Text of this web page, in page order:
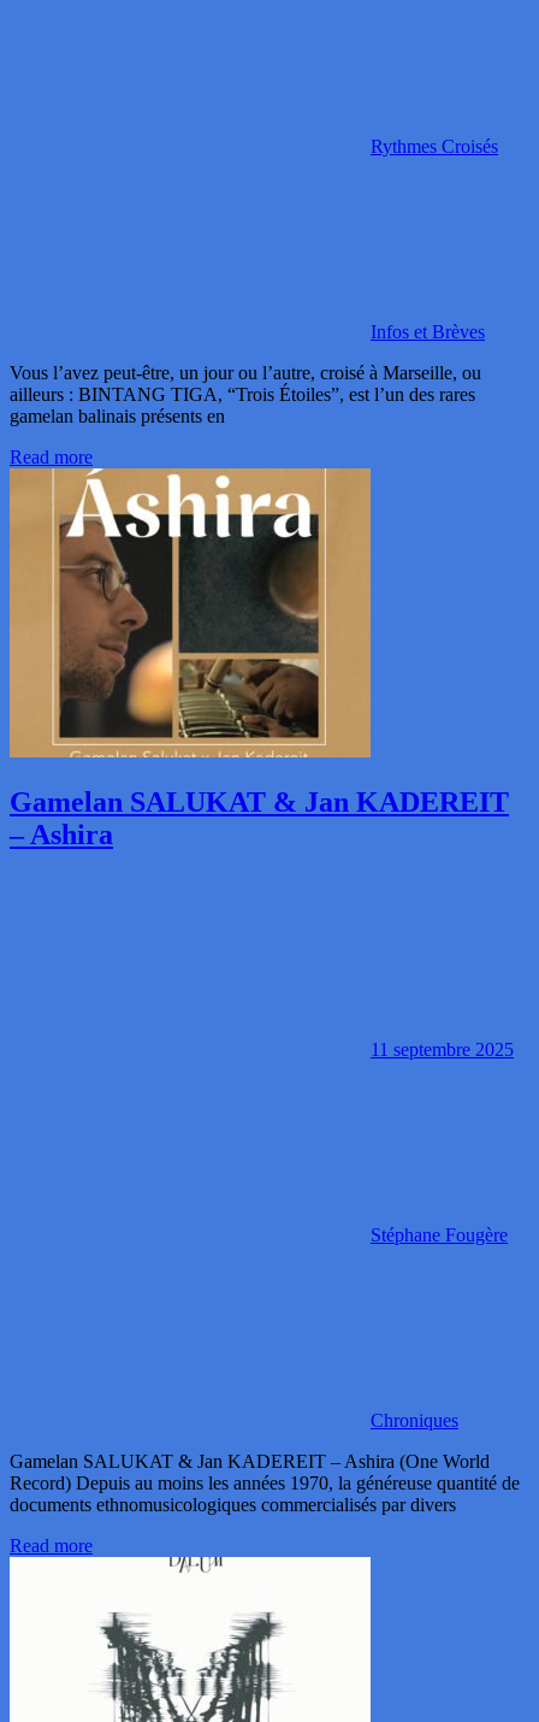
Rythmes Croisés
Infos et Brèves
Vous l’avez peut-être, un jour ou l’autre, croisé à Marseille, ou
ailleurs : BINTANG TIGA, “Trois Étoiles”, est l’un des rares
gamelan balinais présents en
Read more
Gamelan SALUKAT & Jan KADEREIT
– Ashira
11 septembre 2025
Stéphane Fougère
Chroniques
Gamelan SALUKAT & Jan KADEREIT – Ashira (One World
Record) Depuis au moins les années 1970, la généreuse quantité de
documents ethnomusicologiques commercialisés par divers
Read more